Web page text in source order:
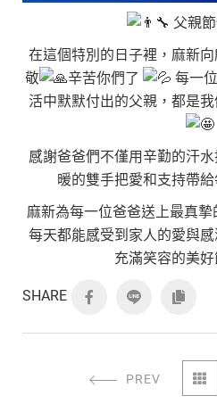
父親
在這個特別的日子裡，麻新
敬
辛苦你們了
每一
活中默默付出的父親，都是
感謝爸爸們不僅用辛勤的汗
暖的雙手把愛和支持帶
麻新為每一位爸爸送上最真摯
每天都能感受到家人的愛與
充滿笑容的美好
SHARE
PREV